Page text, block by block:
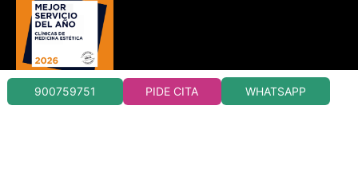
900759751 PIDE CITA WHATSAPP